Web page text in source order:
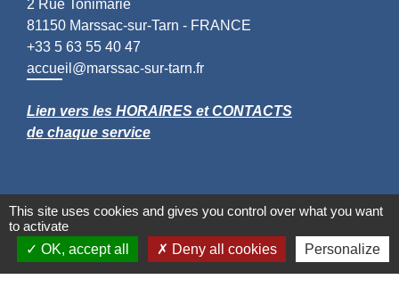
2 Rue Tonimarié
81150 Marssac-sur-Tarn - FRANCE
+33 5 63 55 40 47
accueil@marssac-sur-tarn.fr
Lien vers les HORAIRES et CONTACTS
de chaque service
This site uses cookies and gives you control over what you want
to activate
OK, accept all
Deny all cookies Personalize